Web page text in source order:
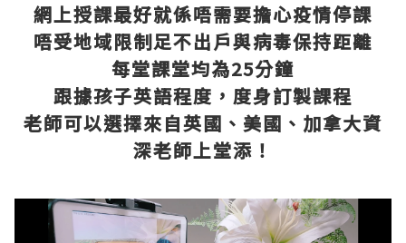
網上授課最好就係唔需要擔心疫情停課
唔受地域限制足不出戶與病毒保持距離
每堂課堂均為25分鐘
跟據孩子英語程度，度身訂製課程
老師可以選擇來自英國、美國、加拿大資
深老師上堂添！